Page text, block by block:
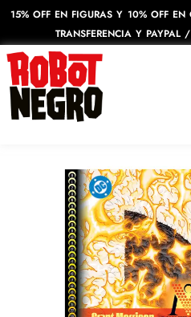
15% OFF EN FIGURAS Y 10% OFF
TRANSFERENCIA Y PAYPAL